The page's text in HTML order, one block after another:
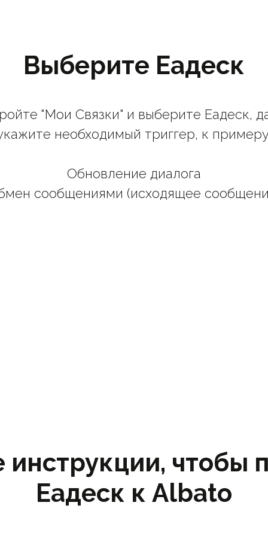
Выберите Еадеск
"Мои Связки" и выберите Еадеск,
необходимый триггер, к
Обновление диалога
сообщениями (исходящее
инструкции, чтобы
Еадеск к Albato